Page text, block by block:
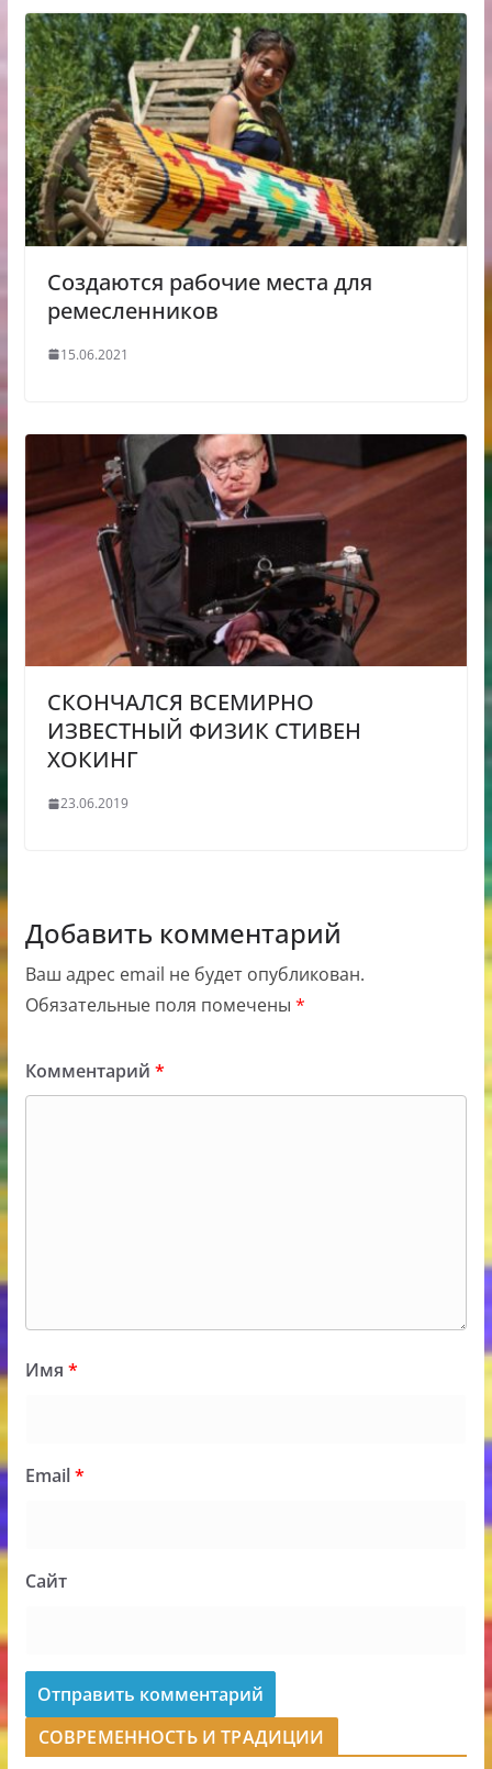
Создаются рабочие места для
ремесленников
15.06.2021
СКОНЧАЛСЯ ВСЕМИРНО
ИЗВЕСТНЫЙ ФИЗИК СТИВЕН
ХОКИНГ
23.06.2019
Добавить комментарий
Ваш адрес email не будет опубликован.
Обязательные поля помечены *
Комментарий *
Имя *
Email*
Сайт
СОВРЕМЕННОСТЬ И ТРАДИЦИИ